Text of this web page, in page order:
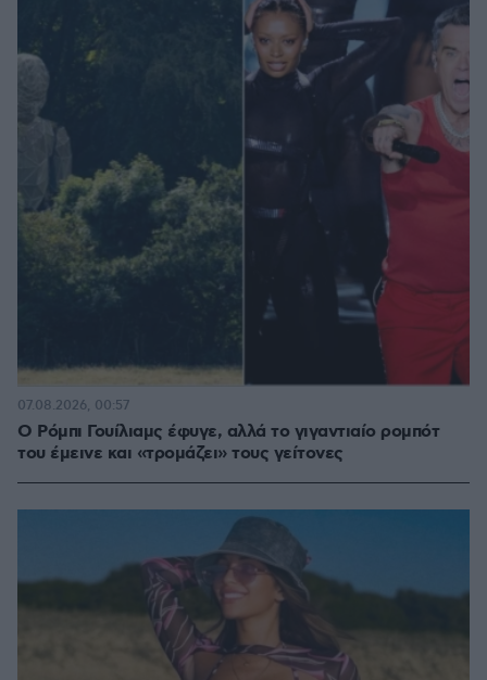
Ο Ρόμπι Γουίλιαμς έφυγε, αλλά το γιγαντιαίο ρομπότ
του έμεινε και «τρομάζει» τους γείτονες
07.08.2026, 00:57